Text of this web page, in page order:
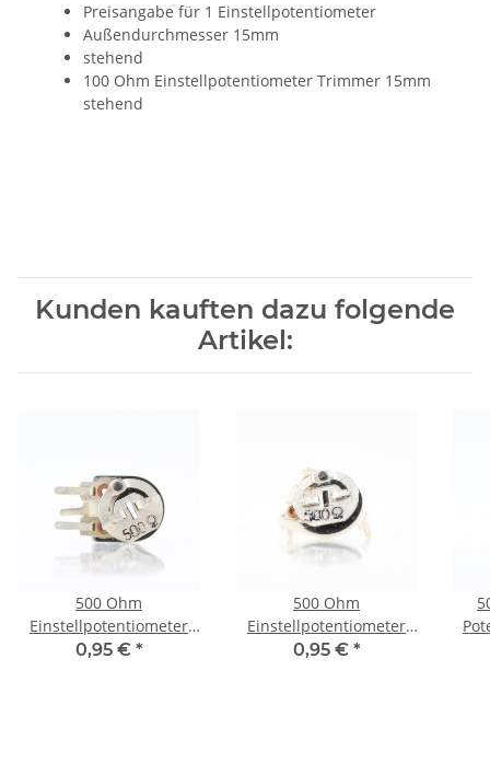
Preisangabe für 1 Einstellpotentiometer
Außendurchmesser 15mm
stehend
100 Ohm Einstellpotentiometer Trimmer 15mm
stehend
Kunden kauften dazu folgende
Artikel:
500 Ohm
Einstellpotentiometer
Trimmer 15mm stehend
0,95 € *
500 Ohm
Einstellpotentiometer
Trimmer 10mm liegend
0,95 € *